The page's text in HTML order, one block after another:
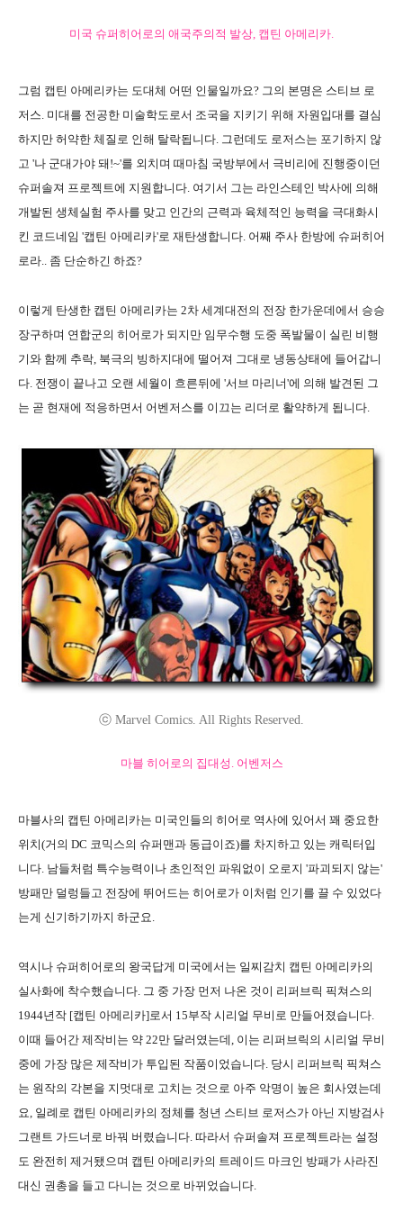
미국 슈퍼히어로의 애국주의적 발상, 캡틴 아메리카.
그럼 캡틴 아메리카는 도대체 어떤 인물일까요? 그의 본명은 스티브 로
저스. 미대를 전공한 미술학도로서 조국을 지키기 위해 자원입대를 결심
하지만 허약한 체질로 인해 탈락됩니다. 그런데도 로저스는 포기하지 않
고 '나 군대가야 돼!~'를 외치며 때마침 국방부에서 극비리에 진행중이던
슈퍼솔져 프로젝트에 지원합니다. 여기서 그는 라인스테인 박사에 의해
개발된 생체실험 주사를 맞고 인간의 근력과 육체적인 능력을 극대화시
킨 코드네임 '캡틴 아메리카'로 재탄생합니다. 어째 주사 한방에 슈퍼히어
로라.. 좀 단순하긴 하죠?
이렇게 탄생한 캡틴 아메리카는 2차 세계대전의 전장 한가운데에서 승승
장구하며 연합군의 히어로가 되지만 임무수행 도중 폭발물이 실린 비행
기와 함께 추락, 북극의 빙하지대에 떨어져 그대로 냉동상태에 들어갑니
다. 전쟁이 끝나고 오랜 세월이 흐른뒤에 '서브 마리너'에 의해 발견된 그
는 곧 현재에 적응하면서 어벤저스를 이끄는 리더로 활약하게 됩니다.
ⓒ Marvel Comics. All Rights Reserved.
마블 히어로의 집대성. 어벤저스
마블사의 캡틴 아메리카는 미국인들의 히어로 역사에 있어서 꽤 중요한
위치(거의 DC 코믹스의 슈퍼맨과 동급이죠)를 차지하고 있는 캐릭터입
니다. 남들처럼 특수능력이나 초인적인 파워없이 오로지 '파괴되지 않는'
방패만 덜렁들고 전장에 뛰어드는 히어로가 이처럼 인기를 끌 수 있었다
는게 신기하기까지 하군요.
역시나 슈퍼히어로의 왕국답게 미국에서는 일찌감치 캡틴 아메리카의
실사화에 착수했습니다. 그 중 가장 먼저 나온 것이 리퍼브릭 픽쳐스의
1944년작 [캡틴 아메리카]로서 15부작 시리얼 무비로 만들어졌습니다.
이때 들어간 제작비는 약 22만 달러였는데, 이는 리퍼브릭의 시리얼 무비
중에 가장 많은 제작비가 투입된 작품이었습니다. 당시 리퍼브릭 픽쳐스
는 원작의 각본을 지멋대로 고치는 것으로 아주 악명이 높은 회사였는데
요, 일례로 캡틴 아메리카의 정체를 청년 스티브 로저스가 아닌 지방검사
그랜트 가드너로 바꿔 버렸습니다. 따라서 슈퍼솔져 프로젝트라는 설정
도 완전히 제거됐으며 캡틴 아메리카의 트레이드 마크인 방패가 사라진
대신 권총을 들고 다니는 것으로 바뀌었습니다.